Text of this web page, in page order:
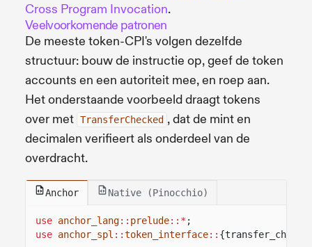
Cross Program Invocation.
Veelvoorkomende patronen
De meeste token-CPI's volgen dezelfde
structuur: bouw de instructie op, geef de token
accounts en een autoriteit mee, en roep aan.
Het onderstaande voorbeeld draagt tokens
over met TransferChecked , dat de mint en
decimalen verifieert als onderdeel van de
overdracht.
Anchor Native (Pinocchio)
use anchor_lang:: prelude::* ;
use anchor_spl ::token_interface::